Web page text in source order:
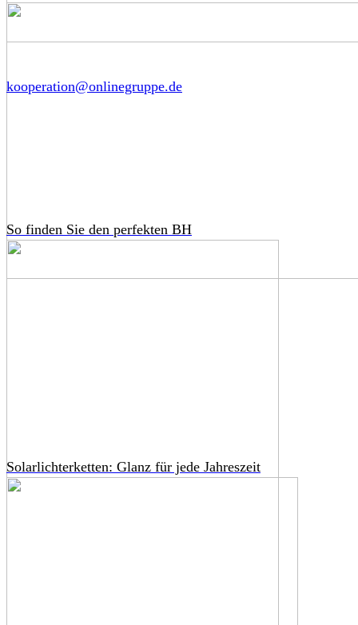
So finden Sie den perfekten BH
Solarlichterketten: Glanz für jede Jahreszeit
kooperation@onlinegruppe.de